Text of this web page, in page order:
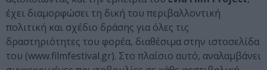
έχει διαμορφώσει τη δική του περιβαλλοντική
πολιτική και σχέδιο δράσης για όλες τις
δραστηριότητες του φορέα, διαθέσιμα στην ιστοσελίδα
του (www.filmfestival.gr). Στο πλαίσιο αυτό, αναλαμβάνει